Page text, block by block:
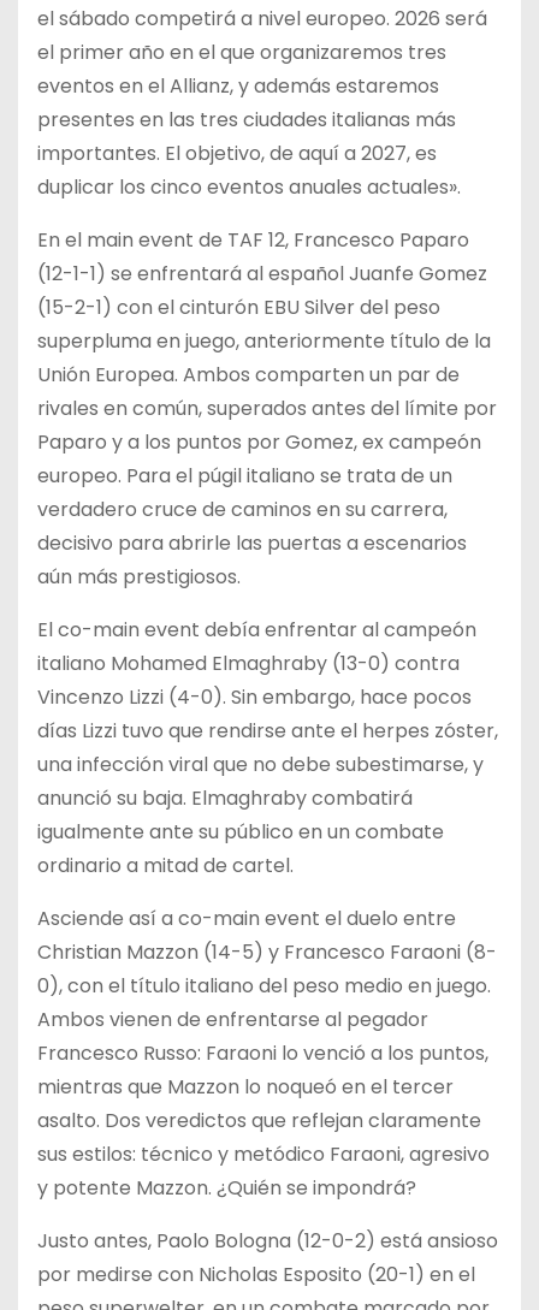
el sábado competirá a nivel europeo. 2026 será
el primer año en el que organizaremos tres
eventos en el Allianz, y además estaremos
presentes en las tres ciudades italianas más
importantes. El objetivo, de aquí a 2027, es
duplicar los cinco eventos anuales actuales».
En el main event de TAF 12, Francesco Paparo
(12-1-1) se enfrentará al español Juanfe Gomez
(15-2-1) con el cinturón EBU Silver del peso
superpluma en juego, anteriormente título de la
Unión Europea. Ambos comparten un par de
rivales en común, superados antes del límite por
Paparo y a los puntos por Gomez, ex campeón
europeo. Para el púgil italiano se trata de un
verdadero cruce de caminos en su carrera,
decisivo para abrirle las puertas a escenarios
aún más prestigiosos.
El co-main event debía enfrentar al campeón
italiano Mohamed Elmaghraby (13-0) contra
Vincenzo Lizzi (4-0). Sin embargo, hace pocos
días Lizzi tuvo que rendirse ante el herpes zóster,
una infección viral que no debe subestimarse, y
anunció su baja. Elmaghraby combatirá
igualmente ante su público en un combate
ordinario a mitad de cartel.
Asciende así a co-main event el duelo entre
Christian Mazzon (14-5) y Francesco Faraoni (8-
0), con el título italiano del peso medio en juego.
Ambos vienen de enfrentarse al pegador
Francesco Russo: Faraoni lo venció a los puntos,
mientras que Mazzon lo noqueó en el tercer
asalto. Dos veredictos que reflejan claramente
sus estilos: técnico y metódico Faraoni, agresivo
y potente Mazzon. ¿Quién se impondrá?
Justo antes, Paolo Bologna (12-0-2) está ansioso
por medirse con Nicholas Esposito (20-1) en el